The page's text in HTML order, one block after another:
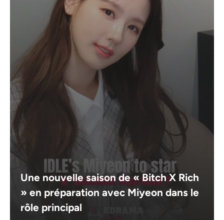
Une nouvelle saison de « Bitch X Rich
» en préparation avec Miyeon dans le
rôle principal